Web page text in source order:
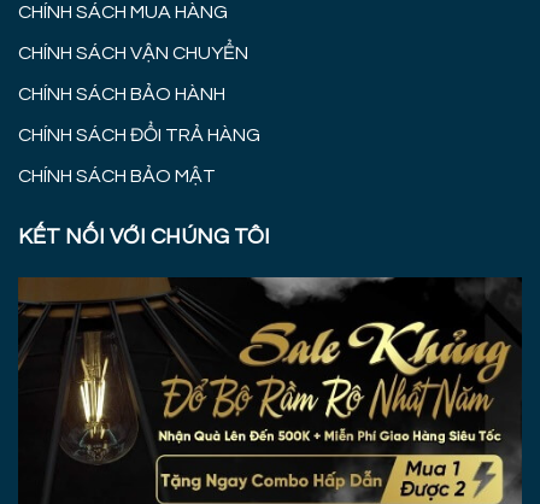
CHÍNH SÁCH MUA HÀNG
CHÍNH SÁCH VẬN CHUYỂN
CHÍNH SÁCH BẢO HÀNH
CHÍNH SÁCH ĐỔI TRẢ HÀNG
CHÍNH SÁCH BẢO MẬT
KẾT NỐI VỚI CHÚNG TÔI